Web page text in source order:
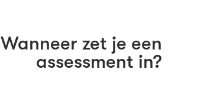
Wanneer zet je een
assessment in?